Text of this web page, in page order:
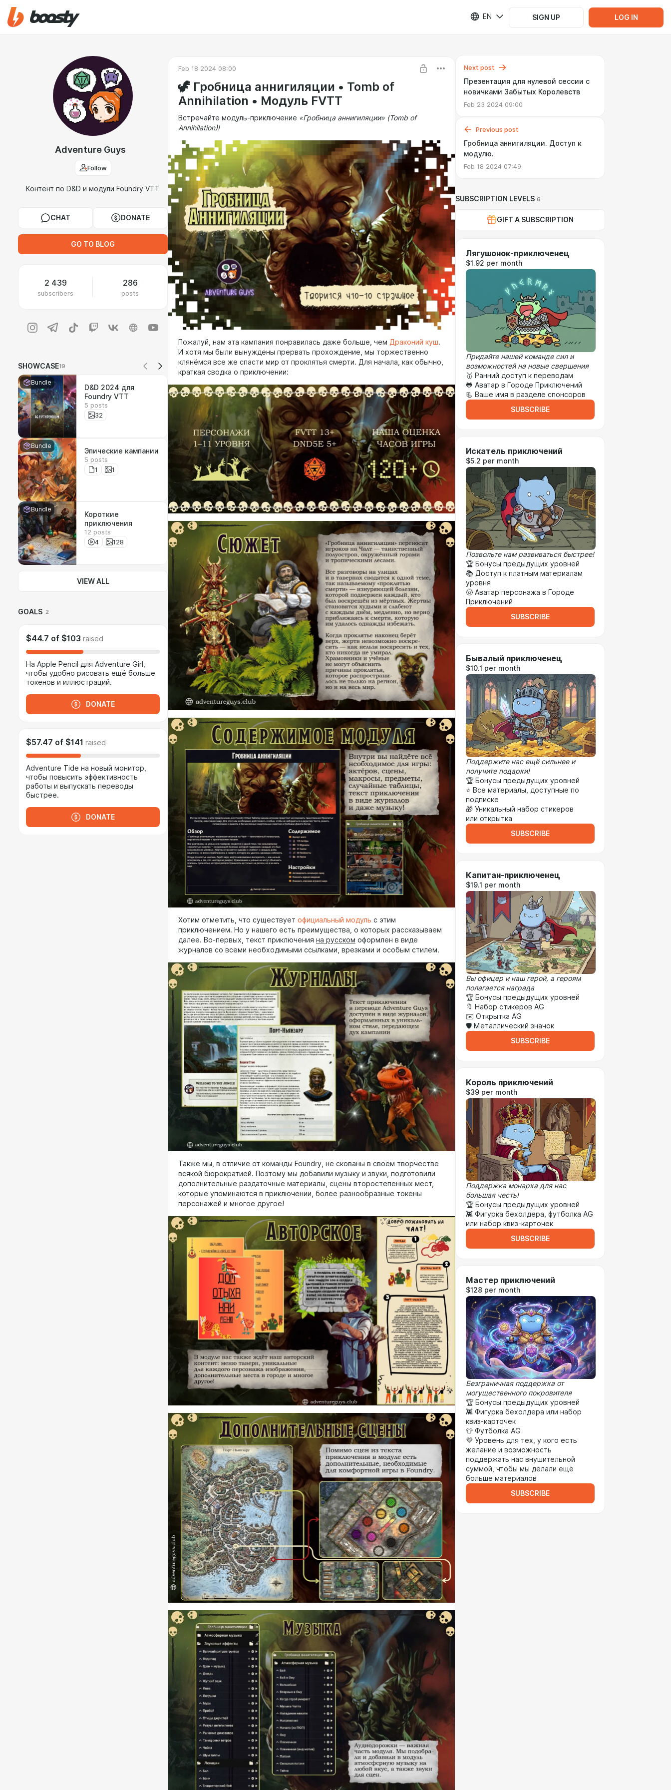
EN SIGN UP LOG IN
Adventure Guys
Follow
Контент по D&D и модули Foundry VTT
CHAT DONATE
GO TO BLOG
2 439
subscribers
286
posts
SHOWCASE19
Bundle
D&D 2024 для
Foundry VTT
5 posts
32
Bundle
Эпические кампании
5 posts
1
1
Bundle
Короткие
приключения
12 posts
4
128
VIEW ALL
GOALS 2
$44.7 of $103 raised
На Apple Pencil для Adventure Girl,
чтобы удобно рисовать ещё больше
токенов и иллюстраций.
DONATE
$57.47 of $141 raised
Adventure Tide на новый монитор,
чтобы повысить эффективность
работы и выпускать переводы
быстрее.
DONATE
Feb 18 2024 08:00
🦖 Гробница аннигиляции • Tomb of
Annihilation • Модуль FVTT
Встречайте модуль-приключение «Гробница аннигиляции» (Tomb of
Annihilation)!
Пожалуй, нам эта кампания понравилась даже больше, чем Драконий куш.
И хотя мы были вынуждены прервать прохождение, мы торжественно
клянёмся все же спасти мир от проклятья смерти. Для начала, как обычно,
краткая сводка о приключении:
Хотим отметить, что существует официальный модуль с этим
приключением. Но у нашего есть преимущества, о которых рассказываем
далее. Во-первых, текст приключения на русском оформлен в виде
журналов со всеми необходимыми ссылками, врезками и особым стилем.
Также мы, в отличие от команды Foundry, не скованы в своём творчестве
всякой бюрократией. Поэтому мы добавили музыку и звуки, подготовили
дополнительные раздаточные материалы, сцены второстепенных мест,
которые упоминаются в приключении, более разнообразные токены
персонажей и многое другое!
Next post
Презентация для нулевой сессии с
новичками Забытых Королевств
Feb 23 2024 09:00
Previous post
Гробница аннигиляции. Доступ к
модулю.
Feb 18 2024 07:49
SUBSCRIPTION LEVELS 6
GIFT A SUBSCRIPTION
Лягушонок-приключенец
$1.92 per month
Придайте нашей команде сил и
возможностей на новые свершения
🥇 Ранний доступ к переводам
🐸 Аватар в Городе Приключений
📃 Ваше имя в разделе спонсоров
SUBSCRIBE
Искатель приключений
$5.2 per month
Позвольте нам развиваться быстрее!
🏆 Бонусы предыдущих уровней
📚 Доступ к платным материалам
уровня
🤠 Аватар персонажа в Городе
Приключений
SUBSCRIBE
Бывалый приключенец
$10.1 per month
Поддержите нас ещё сильнее и
получите подарки!
🏆 Бонусы предыдущих уровней
⭐ Все материалы, доступные по
подписке
🎁 Уникальный набор стикеров
или открытка
SUBSCRIBE
Капитан-приключенец
$19.1 per month
Вы офицер и наш герой, а героям
полагается награда
🏆 Бонусы предыдущих уровней
🔖 Набор стикеров AG
✉️ Открытка AG
🛡️ Металлический значок
SUBSCRIBE
Король приключений
$39 per month
Поддержка монарха для нас
большая честь!
🏆 Бонусы предыдущих уровней
👾 Фигурка бехолдера, футболка AG
или набор квиз-карточек
SUBSCRIBE
Мастер приключений
$128 per month
Безграничная поддержка от
могущественного покровителя
🏆 Бонусы предыдущих уровней
👾 Фигурка бехолдера или набор
квиз-карточек
👕 Футболка AG
💜 Уровень для тех, у кого есть
желание и возможность
поддержать нас внушительной
суммой, чтобы мы делали ещё
больше материалов
SUBSCRIBE